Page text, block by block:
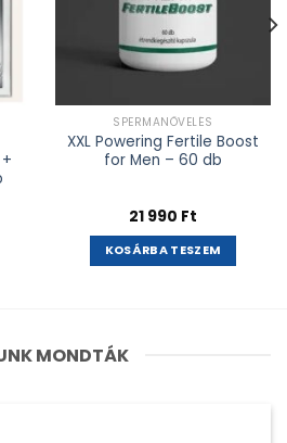
SPERMANÖVELÉS
XXL Powering Fertile Boost
for Men – 60 db
21 990 Ft
KOSÁRBA TESZEM
MONDTÁK